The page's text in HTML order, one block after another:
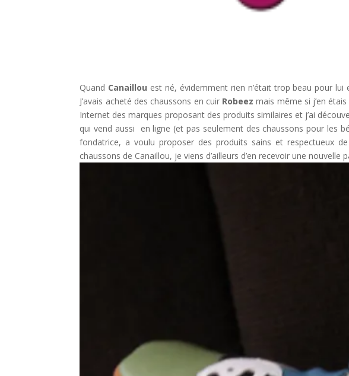
Quand Canaillou est né, évidemment rien n’était trop beau pour lui
J’avais acheté des chaussons en cuir Robeez mais même si j’en
Internet des marques proposant des produits similaires et j’ai
qui vend aussi en ligne (et pas seulement des chaussons pour les
fondatrice, a voulu proposer des produits sains et respectueux
chaussons de Canaillou, je viens d’ailleurs d’en recevoir une nouvelle